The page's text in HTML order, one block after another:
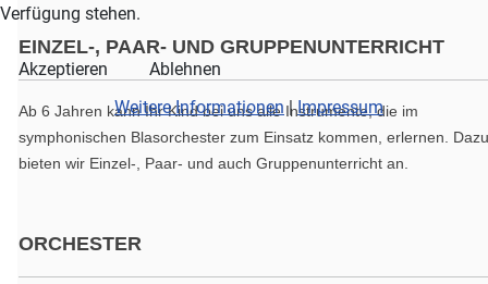
EINZEL-, PAAR- UND GRUPPENUNTERRICHT
Ab 6 Jahren kann Ihr Kind bei uns alle Instrumente, die im
symphonischen Blasorchester zum Einsatz kommen, erlernen. Dazu
bieten wir Einzel-, Paar- und auch Gruppenunterricht an.
ORCHESTER
Verfügung stehen.
Akzeptieren
Ablehnen
Weitere Informationen|Impressum